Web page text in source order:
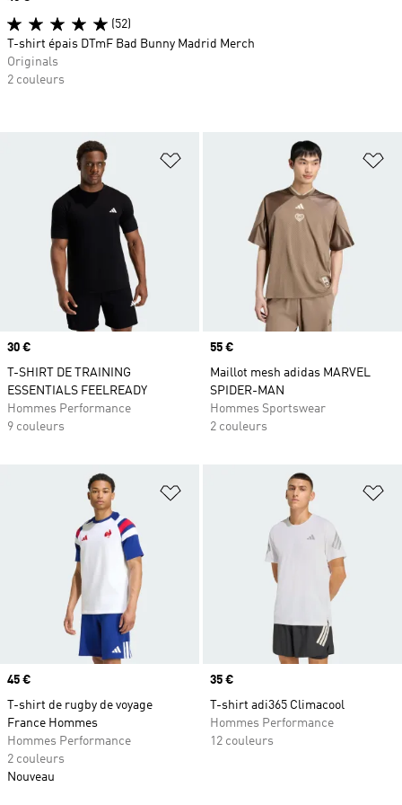
Ajouter à la Liste de produits
Prix
30 €
T-SHIRT DE TRAINING
ESSENTIALS FEELREADY
Hommes Performance
9 couleurs
Prix
55 €
Maillot mesh adidas MARVEL
SPIDER-MAN
Hommes Sportswear
2 couleurs
Ajouter à la Liste de produits
Prix
45 €
T-shirt de rugby de voyage
France Hommes
Hommes Performance
2 couleurs
Nouveau
Prix
35 €
T-shirt adi365 Climacool
Hommes Performance
12 couleurs
(52)
T-shirt épais DTmF Bad Bunny Madrid Merch
Originals
2 couleurs